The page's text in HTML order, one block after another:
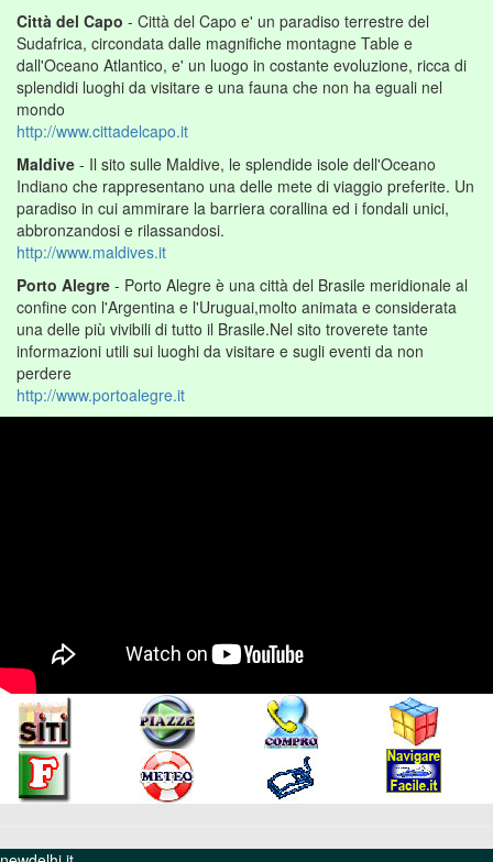
Città del Capo - Città del Capo e' un paradiso terrestre del
Sudafrica, circondata dalle magnifiche montagne Table e
dall'Oceano Atlantico, e' un luogo in costante evoluzione, ricca di
splendidi luoghi da visitare e una fauna che non ha eguali nel
mondo
http://www.cittadelcapo.it
Maldive - Il sito sulle Maldive, le splendide isole dell'Oceano
Indiano che rappresentano una delle mete di viaggio preferite. Un
paradiso in cui ammirare la barriera corallina ed i fondali unici,
abbronzandosi e rilassandosi.
http://www.maldives.it
Porto Alegre - Porto Alegre è una città del Brasile meridionale al
confine con l'Argentina e l'Uruguai,molto animata e considerata
una delle più vivibili di tutto il Brasile.Nel sito troverete tante
informazioni utili sui luoghi da visitare e sugli eventi da non
perdere
http://www.portoalegre.it